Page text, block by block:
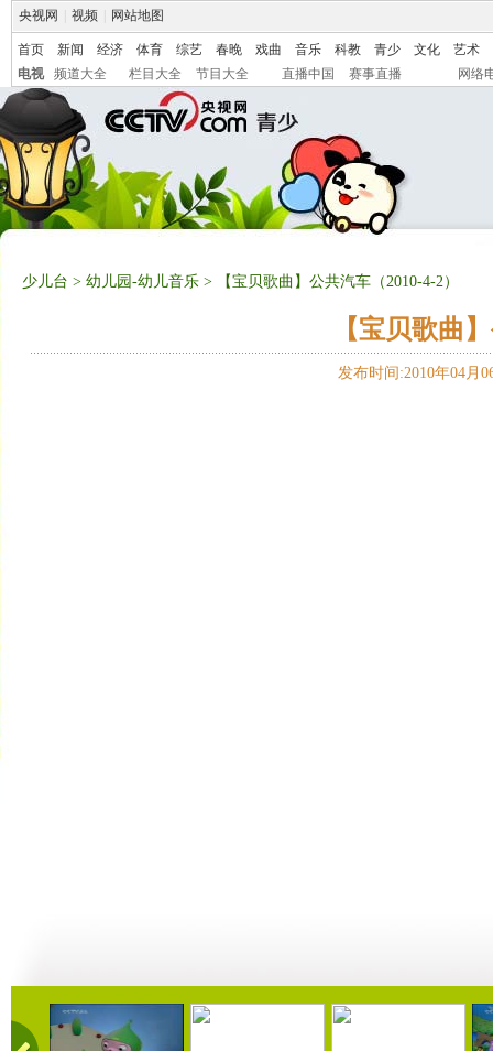
央视网 视频 网站地图
首页 新闻 经济 体育 综艺 春晚 戏曲 音乐 科教 青少 文化
艺术
电视
频道大全 栏目大全 节目大全 直播中国 赛事直播 网络
少儿台 > 幼儿园-幼儿音乐 > 【宝贝歌曲】公共汽车（2010-4-2）
【宝贝歌曲
发布时间:2010年04月
01:00 03:44 01:00